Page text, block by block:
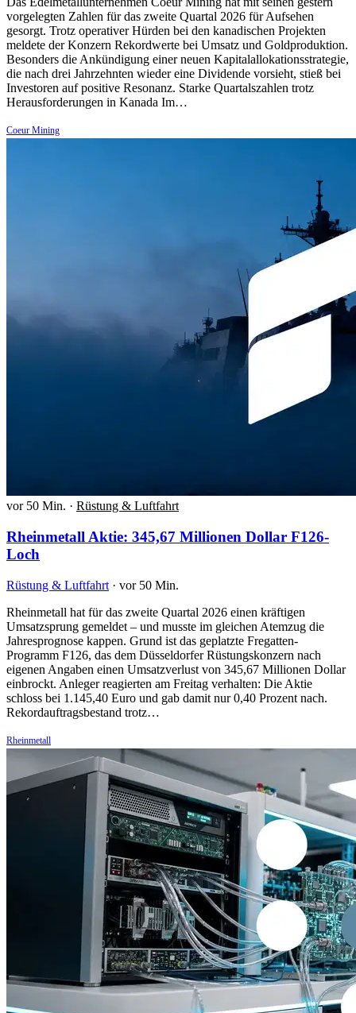
vorgelegten Zahlen für das zweite Quartal 2026 für Aufsehen
gesorgt. Trotz operativer Hürden bei den kanadischen Projekten
meldete der Konzern Rekordwerte bei Umsatz und Goldproduktion.
Besonders die Ankündigung einer neuen Kapitalallokationsstrategie,
die nach drei Jahrzehnten wieder eine Dividende vorsieht, stieß bei
Investoren auf positive Resonanz. Starke Quartalszahlen trotz
Herausforderungen in Kanada Im…
Coeur Mining
vor 50 Min. · Rüstung & Luftfahrt
Rheinmetall Aktie: 345,67 Millionen Dollar F126-
Loch
Rüstung & Luftfahrt · vor 50 Min.
Rheinmetall hat für das zweite Quartal 2026 einen kräftigen
Umsatzsprung gemeldet – und musste im gleichen Atemzug die
Jahresprognose kappen. Grund ist das geplatzte Fregatten-
Programm F126, das dem Düsseldorfer Rüstungskonzern nach
eigenen Angaben einen Umsatzverlust von 345,67 Millionen Dollar
einbrockt. Anleger reagierten am Freitag verhalten: Die Aktie
schloss bei 1.145,40 Euro und gab damit nur 0,40 Prozent nach.
Rekordauftragsbestand trotz…
Rheinmetall